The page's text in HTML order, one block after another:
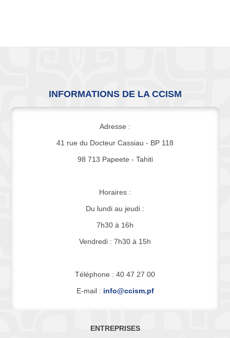
INFORMATIONS DE LA CCISM
Adresse :
41 rue du Docteur Cassiau - BP 118
98 713 Papeete - Tahiti
Horaires :
Du lundi au jeudi :
7h30 à 16h
Vendredi : 7h30 à 15h
Téléphone : 40 47 27 00
E-mail : info@ccism.pf
ENTREPRISES